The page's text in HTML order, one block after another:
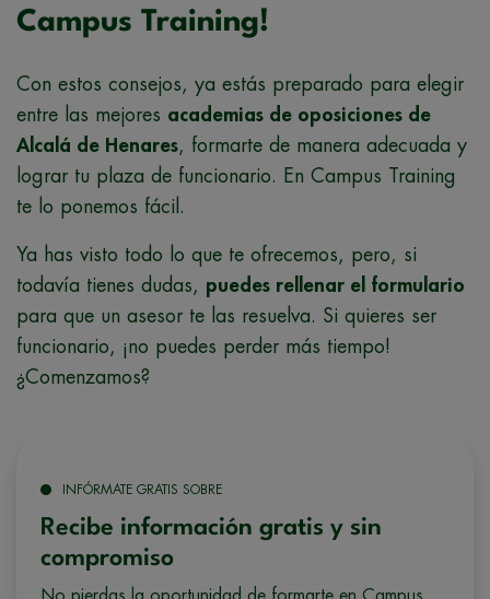
Campus Training!
Con estos consejos, ya estás preparado para elegir
entre las mejores academias de oposiciones de
Alcalá de Henares, formarte de manera adecuada y
lograr tu plaza de funcionario. En Campus Training
te lo ponemos fácil.
Ya has visto todo lo que te ofrecemos, pero, si
todavía tienes dudas, puedes rellenar el formulario
para que un asesor te las resuelva. Si quieres ser
funcionario, ¡no puedes perder más tiempo!
¿Comenzamos?
INFÓRMATE GRATIS SOBRE
Recibe información gratis y sin
compromiso
No pierdas la oportunidad de formarte en Campus